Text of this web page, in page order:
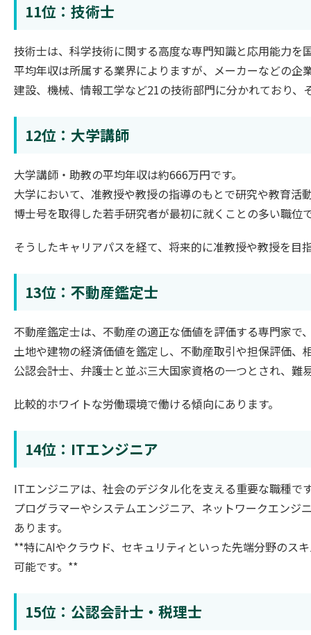
11位：技術士
技術士は、科学技術に関する高度な専門知識と応用能力を
平均年収は所属する業界によりますが、メーカーなどの
建設、機械、情報工学など21の技術部門に分かれており
12位：大学講師
大学講師・助教の平均年収は約666万円です。
大学において、准教授や教授の指導のもとで研究や教育活
博士号を取得した若手研究者が最初に就くことの多い職
そうしたキャリアパスを経て、将来的に准教授や教授を目
13位：不動産鑑定士
不動産鑑定士は、不動産の適正な価値を評価する専門家で
土地や建物の経済価値を鑑定し、不動産取引や担保評価
公認会計士、弁護士と並ぶ三大国家資格の一つとされ、難
比較的ホワイトな労働環境で働ける傾向にあります。
14位：ITエンジニア
ITエンジニアは、社会のデジタル化を支える重要な職種で
プログラマーやシステムエンジニア、ネットワークエン
あります。
**特にAIやクラウド、セキュリティといった先端分野のス
可能です。**
15位：公認会計士・税理士